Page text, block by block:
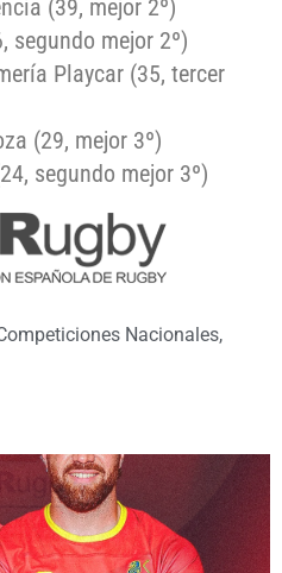
(39, mejor 2º)
segundo mejor 2º)
Playcar (35, tercer
(29, mejor 3º)
segundo mejor 3º)
Nacionales,